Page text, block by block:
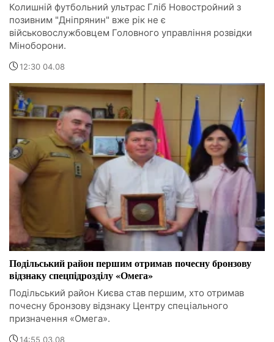
Колишній футбольний ультрас Гліб Новостройний з
позивним "Дніпрянин" вже рік не є
військовослужбовцем Головного управління розвідки
Міноборони.
12:30 04.08
Подільський район першим отримав почесну бронзову
відзнаку спецпідрозділу «Омега»
Подільський район Києва став першим, хто отримав
почесну бронзову відзнаку Центру спеціального
призначення «Омега».
14:55 03.08